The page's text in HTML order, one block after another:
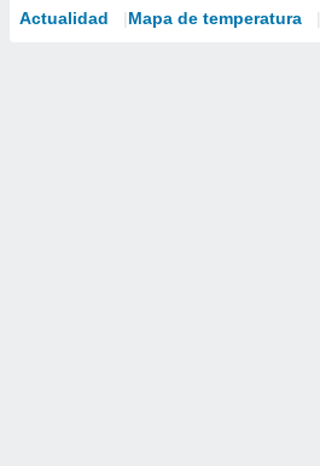
Actualidad Mapa de temperatura